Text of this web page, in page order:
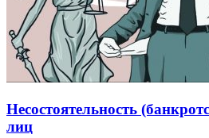
Несостоятельность
лиц